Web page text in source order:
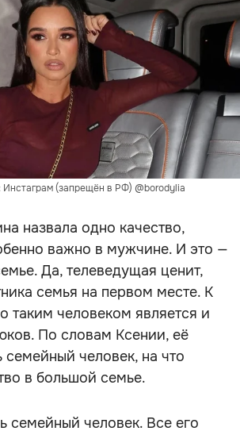
(запрещён в РФ) @borodylia
назвала одно качество,
важно в мужчине. И это —
Да, телеведущая ценит,
семья на первом месте. К
таким человеком является и
По словам Ксении, её
семейный человек, на что
в большой семье.
семейный человек. Все его